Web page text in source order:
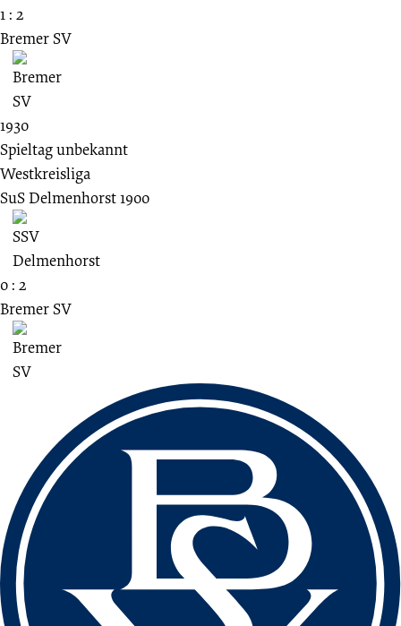
1 : 2
Bremer SV
1930
Spieltag unbekannt
Westkreisliga
SuS Delmenhorst 1900
0 : 2
Bremer SV